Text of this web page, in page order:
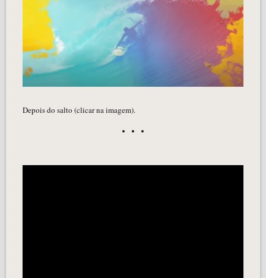
Depois do salto (clicar na imagem).